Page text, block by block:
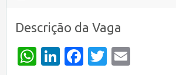
Descrição da Vaga
WhatsApp
LinkedIn
Facebook
Twitter